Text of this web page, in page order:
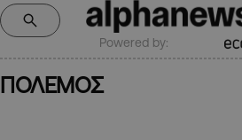
Powered by:
ΠΟΛΕΜΟΣ